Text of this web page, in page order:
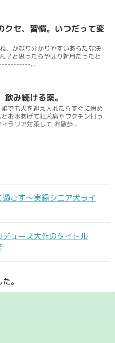
クセ、習慣。いつだって変
、かなり分かりやすいあらたな決
？と思ったらやはり新月だったと
...
み続ける薬。
でも犬を迎え入れたらすぐに始め
お水あげて狂犬病やワクチン打っ
ラリア対策して お散歩...
ごす〜実録シニア犬ライ
ュース大作のタイトル
。